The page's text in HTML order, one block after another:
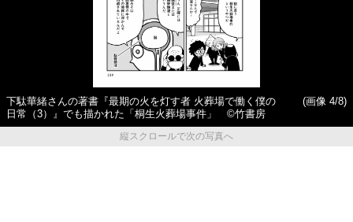
下駄華緒さんの著書『最期の火を灯す者 火葬場で働く僕の
日常（3）』でも描かれた「桐生火葬場事件」 ©竹書房
(画像 4/8)
縦スクロールで次の写真へ